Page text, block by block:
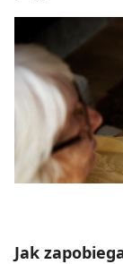
Jak